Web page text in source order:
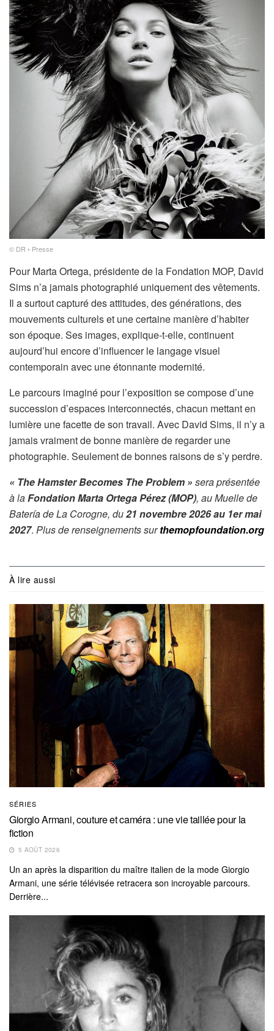
© DR • Presse
Pour Marta Ortega, présidente de la Fondation MOP, David
Sims n’a jamais photographié uniquement des vêtements.
Il a surtout capturé des attitudes, des générations, des
mouvements culturels et une certaine manière d’habiter
son époque. Ses images, explique-t-elle, continuent
aujourd’hui encore d’influencer le langage visuel
contemporain avec une étonnante modernité.
Le parcours imaginé pour l’exposition se compose d’une
succession d’espaces interconnectés, chacun mettant en
lumière une facette de son travail. Avec David Sims, il n’y a
jamais vraiment de bonne manière de regarder une
photographie. Seulement de bonnes raisons de s’y perdre.
« The Hamster Becomes The Problem » sera présentée
à laFondation Marta Ortega Pérez (MOP), au Muelle de
Batería de La Corogne, du21 novembre 2026 au 1er mai
2027. Plus de renseignements surthemopfoundation.org
À lire aussi
SÉRIES
Giorgio Armani, couture et caméra : une vie taillée pour la
fiction
5 AOÛT 2026
Un an après la disparition du maître italien de la mode Giorgio
Armani, une série télévisée retracera son incroyable parcours.
Derrière...